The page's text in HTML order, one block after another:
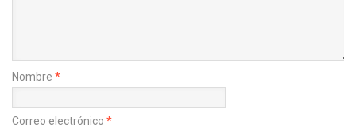
Nombre *
Correo electrónico *